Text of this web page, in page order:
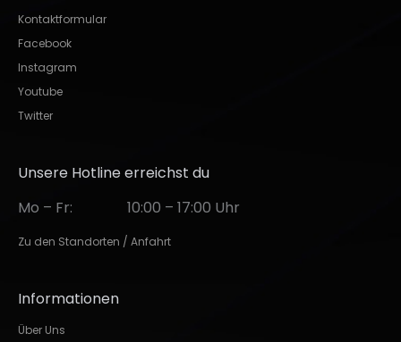
Kontaktformular
Facebook
Instagram
Youtube
Twitter
Unsere Hotline erreichst du
Mo – Fr:
10:00 – 17:00 Uhr
Zu den Standorten / Anfahrt
Informationen
Über Uns